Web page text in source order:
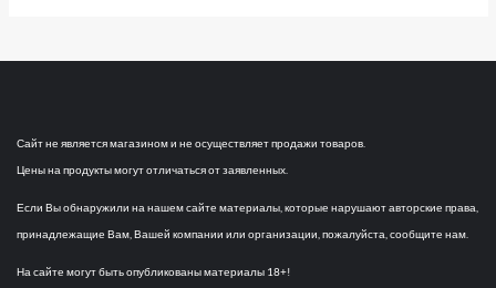
Сайт не является магазином и не осуществляет продажи товаров.
Цены на продукты могут отличаться от заявленных.
Если Вы обнаружили на нашем сайте материалы, которые нарушают авторские права,
принадлежащие Вам, Вашей компании или организации, пожалуйста, сообщите нам.
На сайте могут быть опубликованы материалы 18+!